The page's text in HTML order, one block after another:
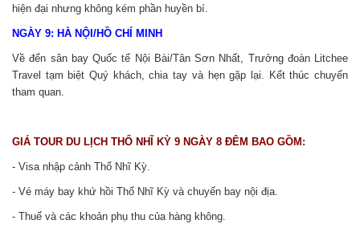
hiện đại nhưng không kém phần huyền bí.
NGÀY 9: HÀ NỘI/HỒ CHÍ MINH
Về đến sân bay Quốc tế Nội Bài/Tân Sơn Nhất, Trưởng đoàn Litchee
Travel tạm biệt Quý khách, chia tay và hẹn gặp lại. Kết thúc chuyến
tham quan.
GIÁ TOUR DU LỊCH THỔ NHĨ KỲ 9 NGÀY 8 ĐÊM BAO GỒM:
- Visa nhập cảnh Thổ Nhĩ Kỳ.
- Vé máy bay khứ hồi Thổ Nhĩ Kỳ và chuyến bay nội địa.
- Thuế và các khoản phụ thu của hàng không.